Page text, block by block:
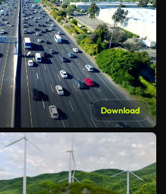
Download